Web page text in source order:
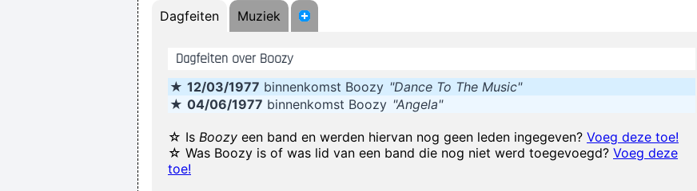
I can spot empty flattery and know exactly where I stand. In the end it´s really only my own
If you develop an ear for sounds that are musical it is like developing an ego. You begin to refuse
To those who understand, I extend my hand. To the
How
I Was Perceiving Myself As Good As A Man Or Equal To A Man And As Powerful And I Wanted To
Interesting Statement To Make Through The Media And It Certainly Did Cause Quite A Few
Dagfeiten
Dagfeiten over Boozy
★ 12/03/1977 binnenkomst Boozy "Dance To The Music"
★ 04/06/1977 binnenkomst Boozy "Angela"
☆ Is Boozy een band en werden hiervan nog geen leden ingegeven? Voeg deze toe!
☆ Was Boozy is of was lid van een band die nog niet werd toegevoegd? Voeg deze
toe!
Muziek